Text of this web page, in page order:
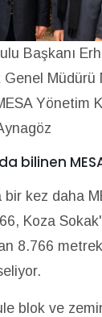
Başkanı
Müdürü
Yönetim
bilinen
kez daha
66, Koza
8.766
blok ve